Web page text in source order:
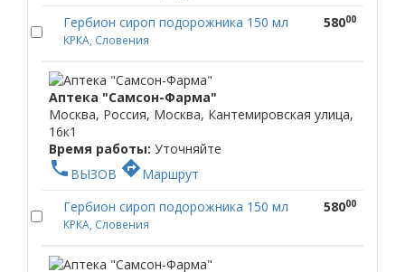
Гербион сироп подорожника 150 мл
КРКА, Словения
58000
Аптека "Самсон-Фарма"
Москва, Россия, Москва, Кантемировская улица,
16к1
Время работы: Уточняйте
phone ВЫЗОВ directionsМаршрут
Гербион сироп подорожника 150 мл
КРКА, Словения
58000